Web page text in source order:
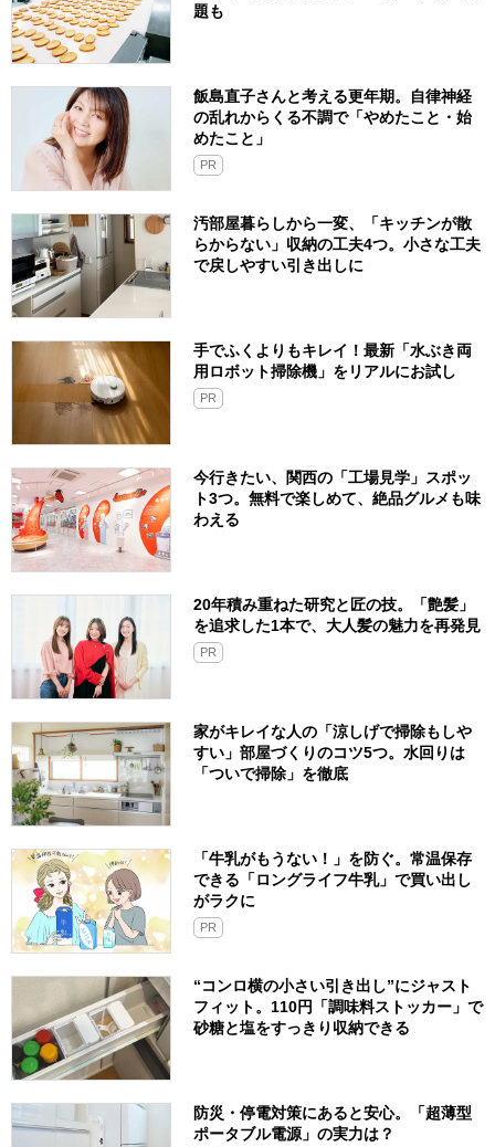
題も
飯島直子さんと考える更年期。自律神経
の乱れからくる不調で「やめたこと・始
めたこと」
PR
汚部屋暮らしから一変、「キッチンが散
らからない」収納の工夫4つ。小さな工夫
で戻しやすい引き出しに
手でふくよりもキレイ！最新「水ぶき両
用ロボット掃除機」をリアルにお試し
PR
今行きたい、関西の「工場見学」スポッ
ト3つ。無料で楽しめて、絶品グルメも味
わえる
20年積み重ねた研究と匠の技。「艶髪」
を追求した1本で、大人髪の魅力を再発見
PR
家がキレイな人の「涼しげで掃除もしや
すい」部屋づくりのコツ5つ。水回りは
「ついで掃除」を徹底
「牛乳がもうない！」を防ぐ。常温保存
できる「ロングライフ牛乳」で買い出し
がラクに
PR
“コンロ横の小さい引き出し”にジャスト
フィット。110円「調味料ストッカー」で
砂糖と塩をすっきり収納できる
防災・停電対策にあると安心。「超薄型
ポータブル電源」の実力は？​